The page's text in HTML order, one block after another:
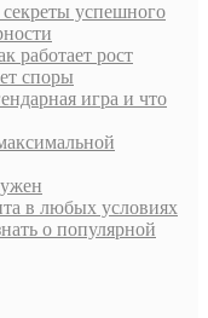
успешного
работает рост
споры
игра и что
в любых условиях
о популярной